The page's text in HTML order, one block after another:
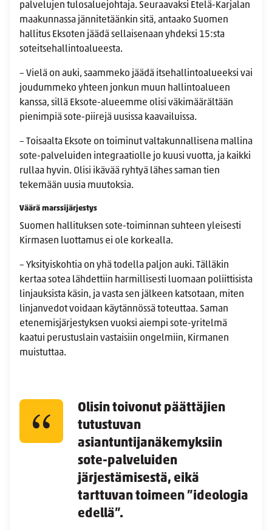
palvelujen tulosaluejohtaja. Seuraavaksi Etelä-Karjalan
maakunnassa jännitetäänkin sitä, antaako Suomen
hallitus Eksoten jäädä sellaisenaan yhdeksi 15:sta
soteitsehallintoalueesta.
– Vielä on auki, saammeko jäädä itsehallintoalueeksi vai
joudummeko yhteen jonkun muun hallintoalueen
kanssa, sillä Eksote-alueemme olisi väkimäärältään
pienimpiä sote-piirejä uusissa kaavailuissa.
– Toisaalta Eksote on toiminut valtakunnallisena mallina
sote-palveluiden integraatiolle jo kuusi vuotta, ja kaikki
rullaa hyvin. Olisi ikävää ryhtyä lähes saman tien
tekemään uusia muutoksia.
Väärä marssijärjestys
Suomen hallituksen sote-toiminnan suhteen yleisesti
Kirmasen luottamus ei ole korkealla.
– Yksityiskohtia on yhä todella paljon auki. Tälläkin
kertaa sotea lähdettiin harmillisesti luomaan poliittisista
linjauksista käsin, ja vasta sen jälkeen katsotaan, miten
linjanvedot voidaan käytännössä toteuttaa. Saman
etenemisjärjestyksen vuoksi aiempi sote-yritelmä
kaatui perustuslain vastaisiin ongelmiin, Kirmanen
muistuttaa.
Olisin toivonut päättäjien
tutustuvan
asiantuntijanäkemyksiin
sote-palveluiden
järjestämisestä, eikä
tarttuvan toimeen ”ideologia
edellä”.